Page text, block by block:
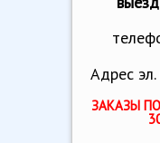
Адрес
ЗАКАЗЫ